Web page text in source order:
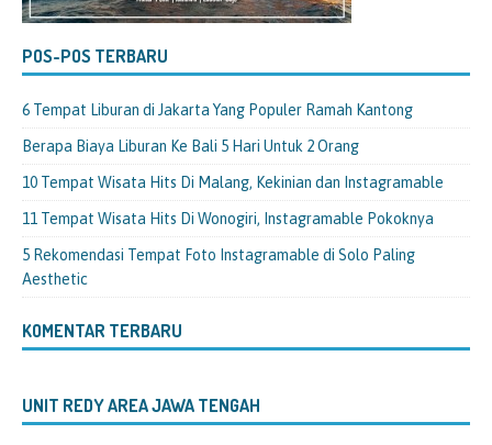
POS-POS TERBARU
6 Tempat Liburan di Jakarta Yang Populer Ramah Kantong
Berapa Biaya Liburan Ke Bali 5 Hari Untuk 2 Orang
10 Tempat Wisata Hits Di Malang, Kekinian dan Instagramable
11 Tempat Wisata Hits Di Wonogiri, Instagramable Pokoknya
5 Rekomendasi Tempat Foto Instagramable di Solo Paling
Aesthetic
KOMENTAR TERBARU
UNIT REDY AREA JAWA TENGAH